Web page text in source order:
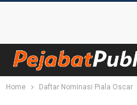
Home Daftar Nominasi Piala Oscar